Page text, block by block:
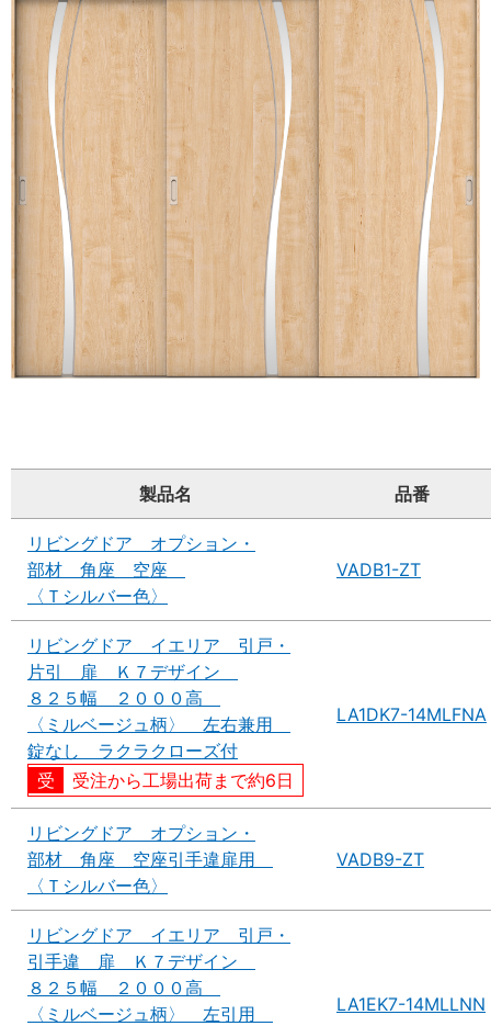
製品名 品番
リビングドア オプション・
部材 角座 空座
〈Ｔシルバー色〉
VADB1-ZT
リビングドア イエリア 引戸・
片引 扉 Ｋ７デザイン
８２５幅 ２０００高
〈ミルベージュ柄〉 左右兼用
錠なし ラクラクローズ付
受注から工場出荷まで約6日
LA1DK7-14MLFNA
リビングドア オプション・
部材 角座 空座引手違扉用
〈Ｔシルバー色〉
VADB9-ZT
リビングドア イエリア 引戸・
引手違 扉 Ｋ７デザイン
８２５幅 ２０００高
〈ミルベージュ柄〉 左引用
LA1EK7-14MLLNN